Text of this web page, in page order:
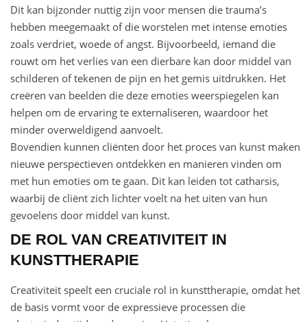
Dit kan bijzonder nuttig zijn voor mensen die trauma’s
hebben meegemaakt of die worstelen met intense emoties
zoals verdriet, woede of angst. Bijvoorbeeld, iemand die
rouwt om het verlies van een dierbare kan door middel van
schilderen of tekenen de pijn en het gemis uitdrukken. Het
creëren van beelden die deze emoties weerspiegelen kan
helpen om de ervaring te externaliseren, waardoor het
minder overweldigend aanvoelt.
Bovendien kunnen cliënten door het proces van kunst maken
nieuwe perspectieven ontdekken en manieren vinden om
met hun emoties om te gaan. Dit kan leiden tot catharsis,
waarbij de cliënt zich lichter voelt na het uiten van hun
gevoelens door middel van kunst.
DE ROL VAN CREATIVITEIT IN
KUNSTTHERAPIE
Creativiteit speelt een cruciale rol in kunsttherapie, omdat het
de basis vormt voor de expressieve processen die